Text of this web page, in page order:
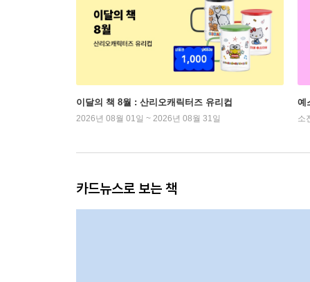
이달의 책 8월 : 산리오캐릭터즈 유리컵
2026년 08월 01일 ~ 2026년 08월 31일
예
소
카드뉴스로 보는 책